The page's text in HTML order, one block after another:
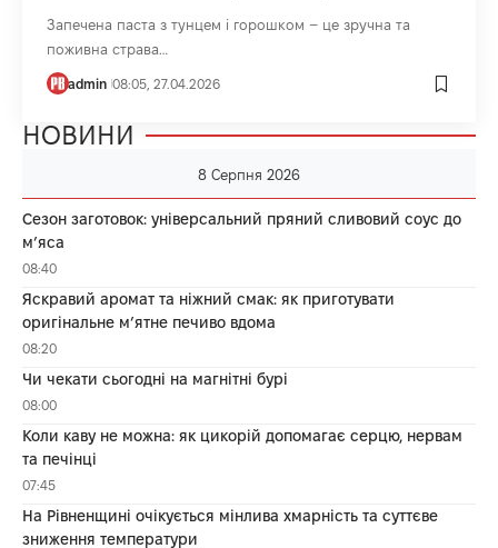
Запечена паста з тунцем і горошком – це зручна та
поживна страва…
admin 08:05, 27.04.2026
НОВИНИ
8 Серпня 2026
Сезон заготовок: універсальний пряний сливовий соус до
мʼяса
08:40
Яскравий аромат та ніжний смак: як приготувати
оригінальне м’ятне печиво вдома
08:20
Чи чекати сьогодні на магнітні бурі
08:00
Коли каву не можна: як цикорій допомагає серцю, нервам
та печінці
07:45
На Рівненщині очікується мінлива хмарність та суттєве
зниження температури